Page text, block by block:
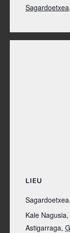
Sagardoetxea,
LIEU
Kale
Astigarraga,